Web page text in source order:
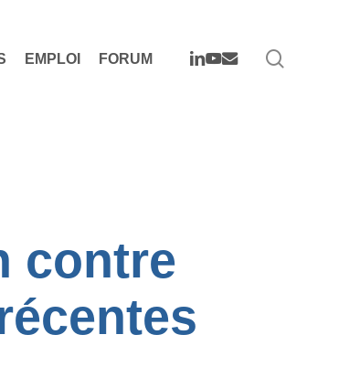
EMPLOI FORUM LINKEDIN
YOUTUBE
EMAIL
contre